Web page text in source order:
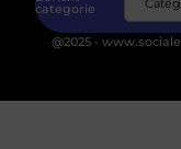
categorie
@2025 -